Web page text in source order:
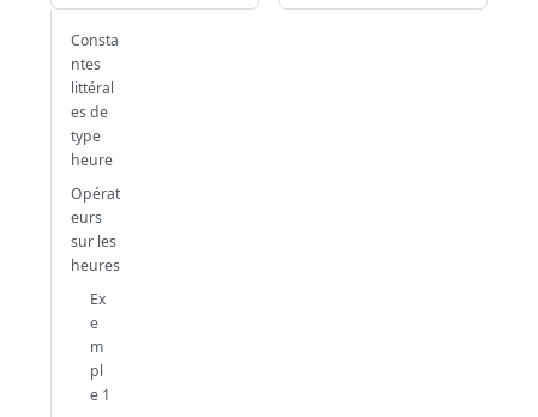
Consta
ntes
littéral
es de
type
heure
Opérat
eurs
sur les
heures
Ex
e
m
pl
e 1